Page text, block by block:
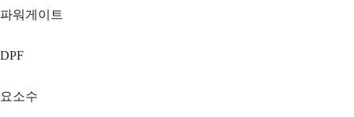
파워게이트
DPF
요소수